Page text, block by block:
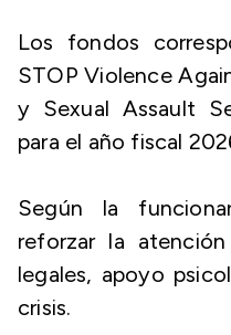
Los fondos
STOP Violence
y Sexual Assault
para el año fiscal
Según la
reforzar la
legales, apoyo
crisis.